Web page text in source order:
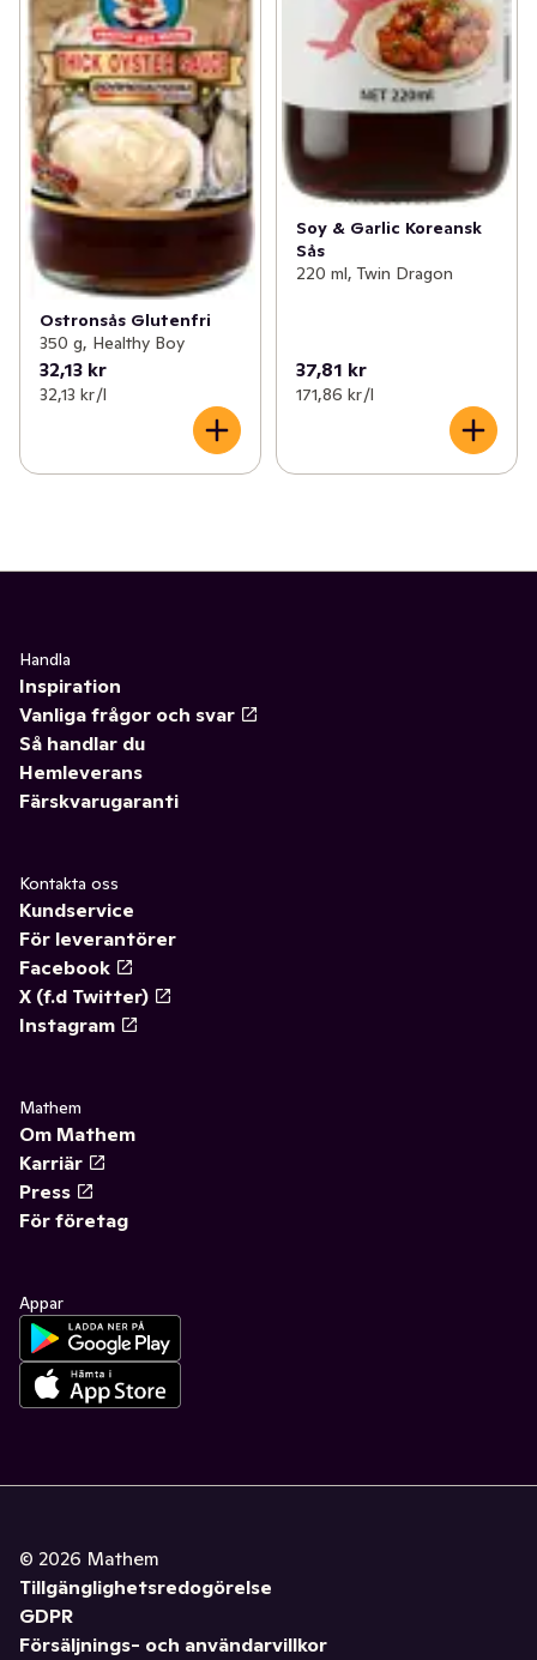
Ostronsås Glutenfri
350 g, Healthy Boy
32,13 kr
32,13 kr /l
Soy & Garlic Koreansk
Sås
220 ml, Twin Dragon
37,81 kr
171,86 kr /l
Handla
Inspiration
Vanliga frågor och svar
Så handlar du
Hemleverans
Färskvarugaranti
Kontakta oss
Kundservice
För leverantörer
Facebook
X (f.d Twitter)
Instagram
Mathem
Om Mathem
Karriär
Press
För företag
Appar
© 2026 Mathem
Tillgänglighetsredogörelse
GDPR
Försäljnings- och användarvillkor